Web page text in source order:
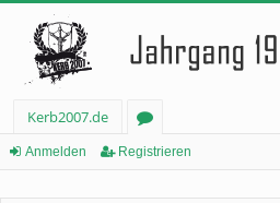
Kerb2007.de
or
Anmelden Registrieren